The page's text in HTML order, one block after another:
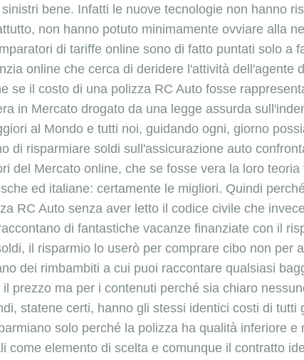
bene. Infatti le nuove tecnologie non hanno
non hanno potuto minimamente ovviare alla
di tariffe online sono di fatto puntati solo a
online che cerca di deridere l'attività dell'agente
se il costo di una polizza RC Auto fosse
in Mercato drogato da una legge assurda
al Mondo e tutti noi, guidando ogni, giorno
di risparmiare soldi sull'assicurazione auto
del Mercato online, che se fosse vera la loro
ed italiane: certamente le migliori. Quindi
RC Auto senza aver letto il codice civile che
di fantastiche vacanze finanziate con il
il risparmio lo userò per comprare cibo non per
dei rimbambiti a cui puoi raccontare qualsiasi
prezzo ma per i contenuti perché sia chiaro
statene certi, hanno gli stessi identici costi di
solo perché la polizza ha qualità inferiore
come elemento di scelta e comunque il contratto